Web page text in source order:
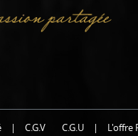
| C.G.V C.G.U | L'offre